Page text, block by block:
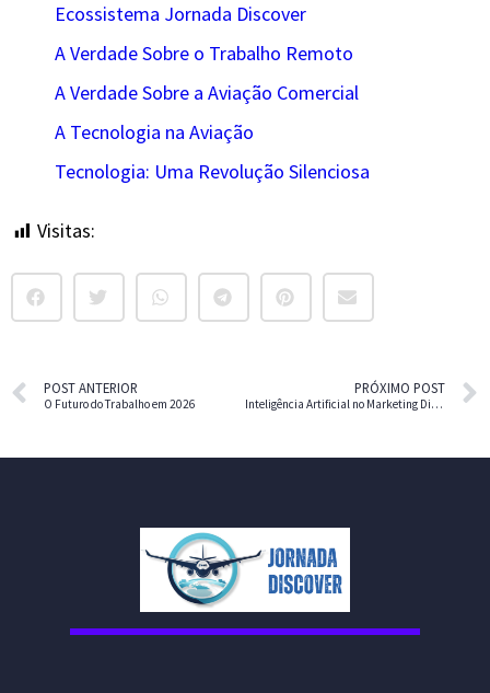
Ecossistema Jornada Discover
A Verdade Sobre o Trabalho Remoto
A Verdade Sobre a Aviação Comercial
A Tecnologia na Aviação
Tecnologia: Uma Revolução Silenciosa
Visitas:
POST ANTERIOR
O Futuro do Trabalho em 2026
PRÓXIMO POST
Inteligência Artificial no Marketing Digital